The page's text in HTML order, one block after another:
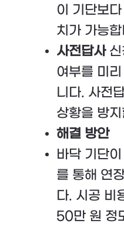
이 기단보
치가 가능
사전답사신
여부를 미
니다. 사전
상황을 방
해결 방안
바닥 기단
를 통해 연
다. 시공 비
50만 원 정